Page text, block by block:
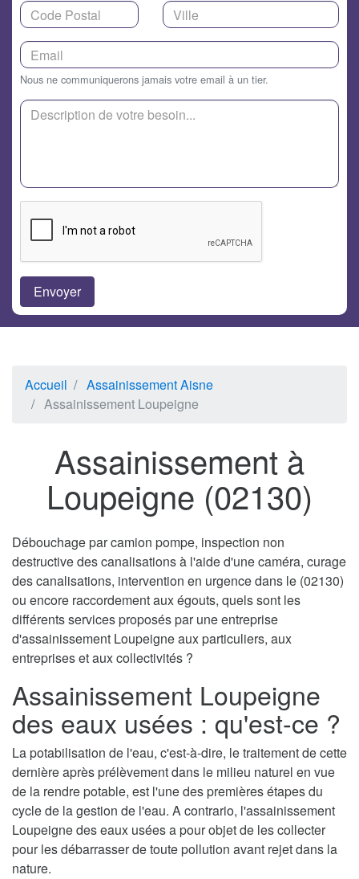
Nous ne communiquerons jamais votre email à un tier.
Accueil
Assainissement Aisne
Assainissement Loupeigne
Assainissement à
Loupeigne (02130)
Débouchage par camion pompe, inspection non
destructive des canalisations à l'aide d'une caméra, curage
des canalisations, intervention en urgence dans le (02130)
ou encore raccordement aux égouts, quels sont les
différents services proposés par une entreprise
d'assainissement Loupeigne aux particuliers, aux
entreprises et aux collectivités ?
Assainissement Loupeigne
des eaux usées : qu'est-ce ?
La potabilisation de l'eau, c'est-à-dire, le traitement de cette
dernière après prélèvement dans le milieu naturel en vue
de la rendre potable, est l'une des premières étapes du
cycle de la gestion de l'eau. A contrario, l'assainissement
Loupeigne des eaux usées a pour objet de les collecter
pour les débarrasser de toute pollution avant rejet dans la
nature.